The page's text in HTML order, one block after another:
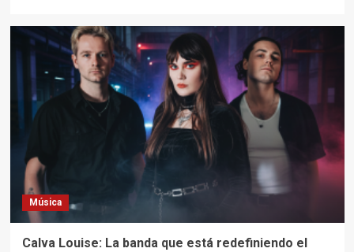
Música
Calva Louise: La banda que está redefiniendo el